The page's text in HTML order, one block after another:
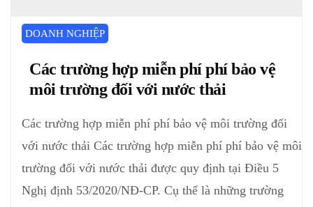
DOANH NGHIỆP
Các trường hợp miễn phí phí bảo vệ
môi trường đối với nước thải
Các trường hợp miễn phí phí bảo vệ môi trường đối
với nước thải Các trường hợp miễn phí phí bảo vệ môi
trường đối với nước thải được quy định tại Điều 5
Nghị định 53/2020/NĐ-CP. Cụ thể là những trường